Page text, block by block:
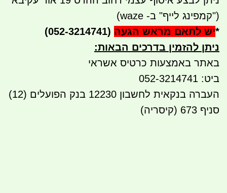
("קמפינג לייף" ב- waze)
*יש לתאם מראש הגעה (052-3214741)
ניתן להזמין בדרכים הבאות:
באתר באמצעות כרטיס אשראי
ביט: 052-3214741
העברה בנקאית לחשבון 12230 בנק הפועלים (12)
סניף 673 (קיסריה)